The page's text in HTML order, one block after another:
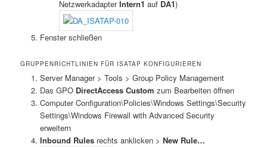
NetzwerkadapterIntern1 auf DA1)
Fenster schließen
GRUPPENRICHTLINIEN FÜR ISATAP KONFIGURIEREN
Server Manager > Tools > Group Policy Management
Das GPO DirectAccess Custom zum Bearbeiten öffnen
Computer Configuration\Policies\Windows Settings\Security
Settings\Windows Firewall with Advanced Security
erweitern
Inbound Rulesrechts anklicken > New Rule…